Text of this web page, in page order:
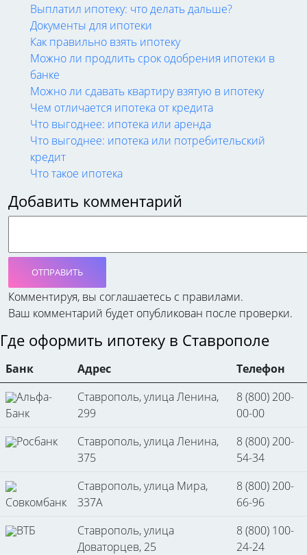
Выплатил ипотеку: что делать дальше?
Документы для ипотеки
Как правильно взять ипотеку
Можно ли продлить срок одобрения ипотеки в
банке
Можно ли сдавать квартиру взятую в ипотеку
Чем отличается ипотека от кредита
Что выгоднее: ипотека или аренда
Что выгоднее: ипотека или потребительский
кредит
Что такое ипотека
Добавить комментарий
ОТПРАВИТЬ
Комментируя, вы соглашаетесь c правилами.
Ваш комментарий будет опубликован после проверки.
Где оформить ипотеку в Ставрополе
Банк Адрес
Телефон
Альфа-
Банк
Ставрополь, улица Ленина,
299
8 (800) 200-
00-00
Росбанк
Ставрополь, улица Ленина,
375
8 (800) 200-
54-34
Совкомбанк
Ставрополь, улица Мира,
337А
8 (800) 200-
66-96
ВТБ
Ставрополь, улица
Доваторцев, 25
8 (800) 100-
24-24